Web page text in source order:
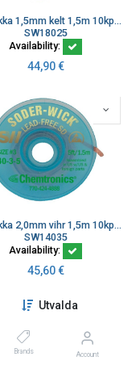
Utvalda
Brands Account
Imusukka 1,5mm kelt 1,5m 10kpl rosin sd tyhjiöpakkaus
SW18025
Availability:
44,90€
Imusukka 2,0mm vihr 1,5m 10kpl lead-free tyhjiöpakkaus
SW14035
Availability:
45,60€